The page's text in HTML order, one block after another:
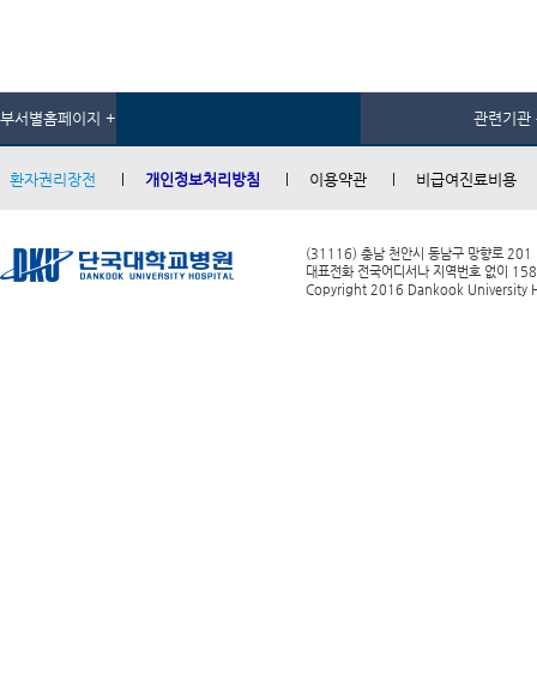
부서별홈페이지 + 관련기관
환자권리장전 개인정보처리방침 이용약관 비급여진료비용
(31116) 충남 천안시 동남구 망향로 201
대표전화 전국어디서나 지역번호 없이
Copyright 2016 Dankook University